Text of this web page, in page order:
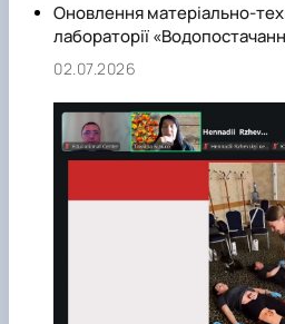
Оновлення матеріально-
лабораторії
02.07.2026